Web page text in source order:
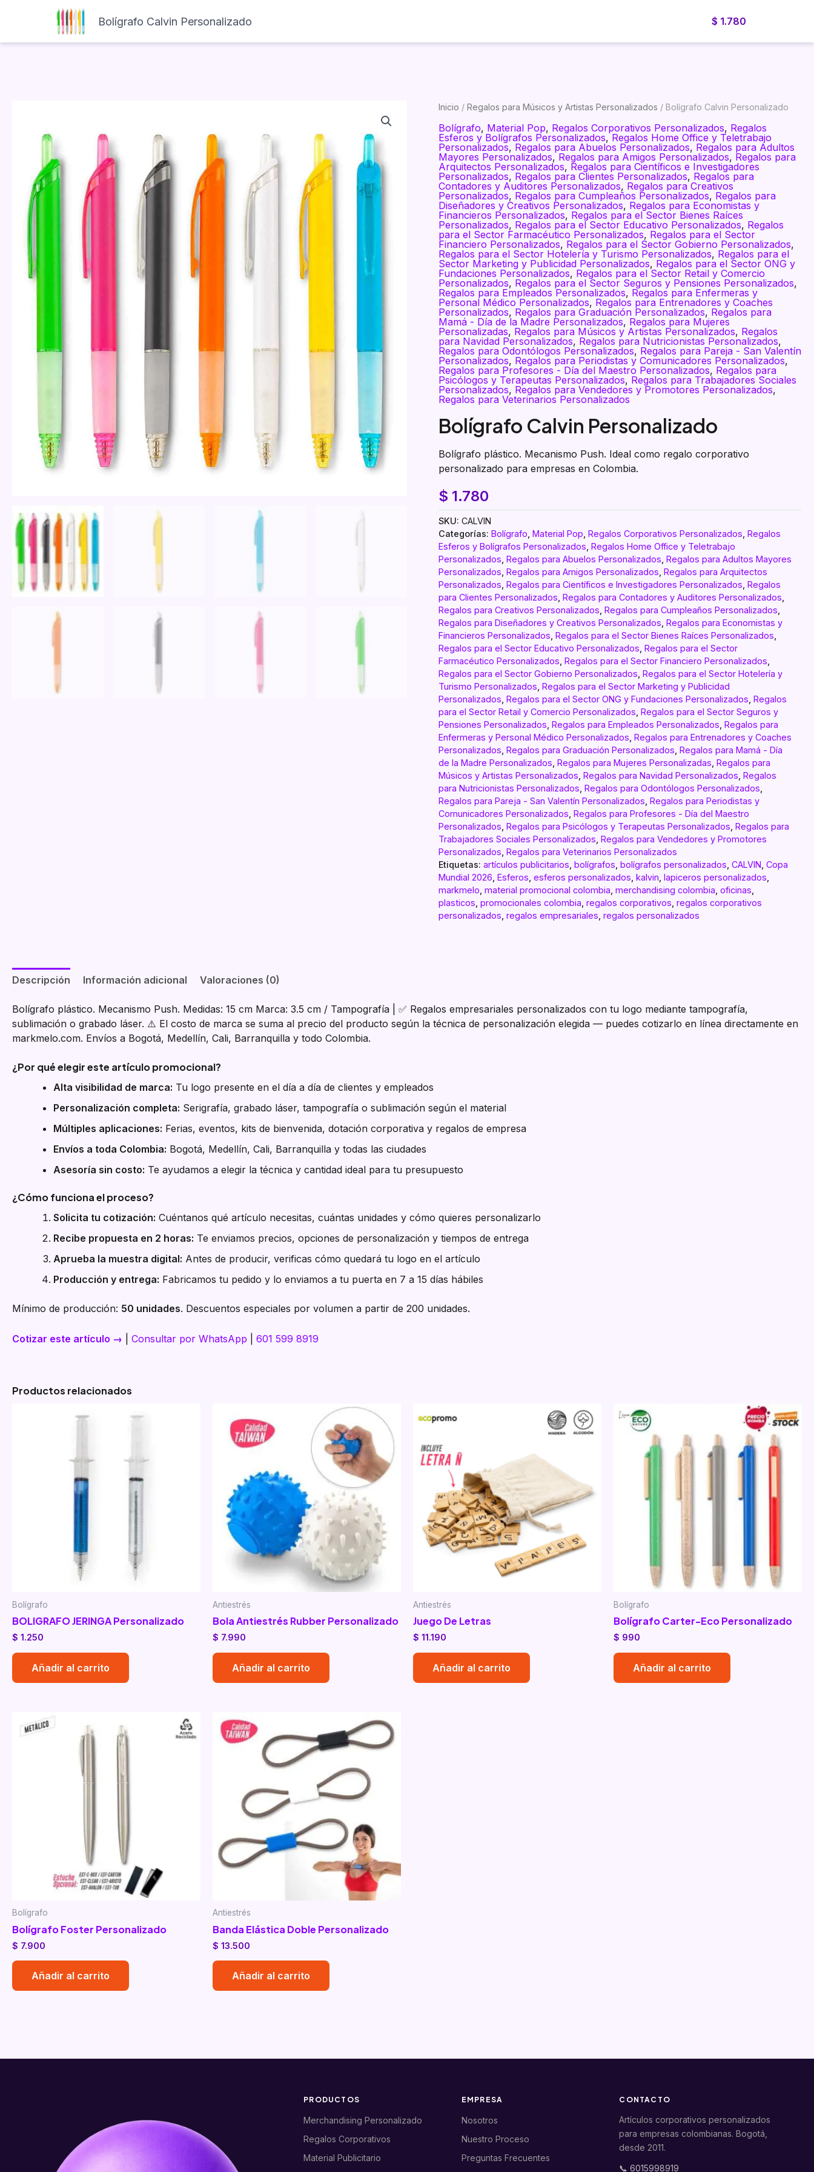
Cotiza ahora
Inicio /Regalos para Músicos y Artistas Personalizados / Bolígrafo Calvin Personalizado
Bolígrafo, Material Pop, Regalos Corporativos Personalizados, Regalos
Esferos y Bolígrafos Personalizados,Regalos Home Office y Teletrabajo
Personalizados, Regalos para Abuelos Personalizados, Regalos para Adultos
Mayores Personalizados, Regalos para Amigos Personalizados, Regalos para
Arquitectos Personalizados, Regalos para Científicos e Investigadores
Personalizados, Regalos para Clientes Personalizados, Regalos para
Contadores y Auditores Personalizados, Regalos para Creativos
Personalizados, Regalos para Cumpleaños Personalizados, Regalos para
Diseñadores y Creativos Personalizados, Regalos para Economistas y
Financieros Personalizados, Regalos para el Sector Bienes Raíces
Personalizados, Regalos para el Sector Educativo Personalizados, Regalos
para el Sector Farmacéutico Personalizados, Regalos para el Sector
Financiero Personalizados, Regalos para el Sector Gobierno Personalizados,
Regalos para el Sector Hotelería y Turismo Personalizados, Regalos para el
Sector Marketing y Publicidad Personalizados, Regalos para el Sector ONG y
Fundaciones Personalizados, Regalos para el Sector Retail y Comercio
Personalizados, Regalos para el Sector Seguros y Pensiones Personalizados,
Regalos para Empleados Personalizados, Regalos para Enfermeras y
Personal Médico Personalizados, Regalos para Entrenadores y Coaches
Personalizados, Regalos para Graduación Personalizados, Regalos para
Mamá - Día de la Madre Personalizados, Regalos para Mujeres
Personalizadas, Regalos para Músicos y Artistas Personalizados, Regalos
para Navidad Personalizados, Regalos para Nutricionistas Personalizados,
Regalos para Odontólogos Personalizados, Regalos para Pareja - San Valentín
Personalizados, Regalos para Periodistas y Comunicadores Personalizados,
Regalos para Profesores - Día del Maestro Personalizados, Regalos para
Psicólogos y Terapeutas Personalizados, Regalos para Trabajadores Sociales
Personalizados, Regalos para Vendedores y Promotores Personalizados,
Regalos para Veterinarios Personalizados
Bolígrafo Calvin Personalizado
Bolígrafo plástico. Mecanismo Push. Ideal como regalo corporativo
personalizado para empresas en Colombia.
$ 1.780
SKU:CALVIN
Categorías: Bolígrafo, Material Pop, Regalos Corporativos Personalizados, Regalos
Esferos y Bolígrafos Personalizados, Regalos Home Office y Teletrabajo
Personalizados, Regalos para Abuelos Personalizados, Regalos para Adultos Mayores
Personalizados, Regalos para Amigos Personalizados, Regalos para Arquitectos
Personalizados, Regalos para Científicos e Investigadores Personalizados, Regalos
para Clientes Personalizados, Regalos para Contadores y Auditores Personalizados,
Regalos para Creativos Personalizados, Regalos para Cumpleaños Personalizados,
Regalos para Diseñadores y Creativos Personalizados, Regalos para Economistas y
Financieros Personalizados, Regalos para el Sector Bienes Raíces Personalizados,
Regalos para el Sector Educativo Personalizados, Regalos para el Sector
Farmacéutico Personalizados, Regalos para el Sector Financiero Personalizados,
Regalos para el Sector Gobierno Personalizados, Regalos para el Sector Hotelería y
Turismo Personalizados, Regalos para el Sector Marketing y Publicidad
Personalizados, Regalos para el Sector ONG y Fundaciones Personalizados, Regalos
para el Sector Retail y Comercio Personalizados, Regalos para el Sector Seguros y
Pensiones Personalizados, Regalos para Empleados Personalizados, Regalos para
Enfermeras y Personal Médico Personalizados, Regalos para Entrenadores y Coaches
Personalizados, Regalos para Graduación Personalizados, Regalos para Mamá - Día
de la Madre Personalizados, Regalos para Mujeres Personalizadas, Regalos para
Músicos y Artistas Personalizados, Regalos para Navidad Personalizados, Regalos
para Nutricionistas Personalizados, Regalos para Odontólogos Personalizados,
Regalos para Pareja - San Valentín Personalizados, Regalos para Periodistas y
Comunicadores Personalizados, Regalos para Profesores - Día del Maestro
Personalizados, Regalos para Psicólogos y Terapeutas Personalizados, Regalos para
Trabajadores Sociales Personalizados, Regalos para Vendedores y Promotores
Personalizados, Regalos para Veterinarios Personalizados
Etiquetas:artículos publicitarios, bolígrafos, bolígrafos personalizados,CALVIN,Copa
Mundial 2026, Esferos,esferos personalizados, kalvin, lapiceros personalizados,
markmelo,material promocional colombia,merchandising colombia,oficinas,
plasticos,promocionales colombia,regalos corporativos,regalos corporativos
personalizados,regalos empresariales,regalos personalizados
Descripción Información adicional Valoraciones (0)
Bolígrafo plástico. Mecanismo Push. Medidas: 15 cm Marca: 3.5 cm / Tampografía | ✅ Regalos empresariales personalizados con tu logo mediante tampografía,
sublimación o grabado láser. ⚠️ El costo de marca se suma al precio del producto según la técnica de personalización elegida — puedes cotizarlo en línea directamente en
markmelo.com. Envíos a Bogotá, Medellín, Cali, Barranquilla y todo Colombia.
¿Por qué elegir este artículo promocional?
Alta visibilidad de marca: Tu logo presente en el día a día de clientes y empleados
Personalización completa: Serigrafía, grabado láser, tampografía o sublimación según el material
Múltiples aplicaciones: Ferias, eventos, kits de bienvenida, dotación corporativa y regalos de empresa
Envíos a toda Colombia: Bogotá, Medellín, Cali, Barranquilla y todas las ciudades
Asesoría sin costo: Te ayudamos a elegir la técnica y cantidad ideal para tu presupuesto
¿Cómo funciona el proceso?
Solicita tu cotización: Cuéntanos qué artículo necesitas, cuántas unidades y cómo quieres personalizarlo
Recibe propuesta en 2 horas: Te enviamos precios, opciones de personalización y tiempos de entrega
Aprueba la muestra digital: Antes de producir, verificas cómo quedará tu logo en el artículo
Producción y entrega: Fabricamos tu pedido y lo enviamos a tu puerta en 7 a 15 días hábiles
Mínimo de producción: 50 unidades. Descuentos especiales por volumen a partir de 200 unidades.
Cotizar este artículo → Consultar por WhatsApp 601 599 8919
Productos relacionados
Bolígrafo
BOLIGRAFO JERINGA Personalizado
$ 1.250
Añadir al carrito
Antiestrés
Bola Antiestrés Rubber Personalizado
$ 7.990
Añadir al carrito
Antiestrés
Juego De Letras
$ 11.190
Añadir al carrito
Bolígrafo
Bolígrafo Carter-Eco Personalizado
$ 990
Añadir al carrito
Bolígrafo
Bolígrafo Foster Personalizado
$ 7.900
Añadir al carrito
Antiestrés
Banda Elástica Doble Personalizado
$ 13.500
Añadir al carrito
PRODUCTOS
Merchandising Personalizado
Regalos Corporativos
Material Publicitario
EMPRESA
Nosotros
Nuestro Proceso
Preguntas Frecuentes
CONTACTO
Artículos corporativos personalizados
para empresas colombianas. Bogotá,
desde 2011.
📞 6015998919
Bolígrafo Calvin Personalizado $ 1.780